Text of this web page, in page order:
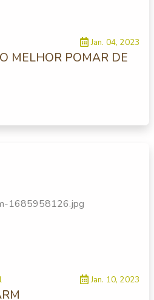
Jan. 04, 2023
MELHOR POMAR DE
Jan. 10, 2023